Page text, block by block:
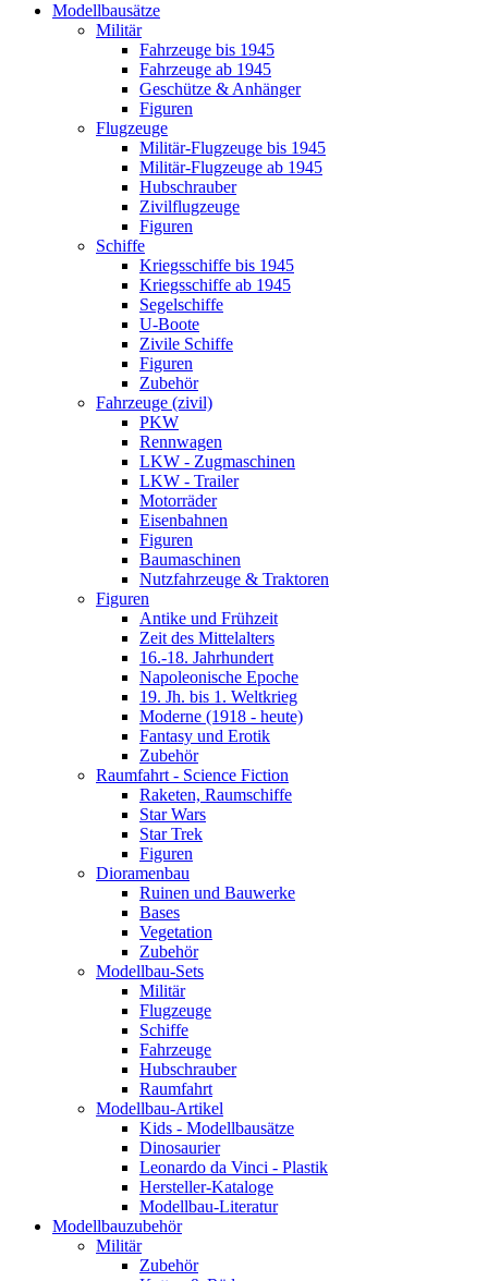
Modellbausätze
Militär
Fahrzeuge bis 1945
Fahrzeuge ab 1945
Geschütze & Anhänger
Figuren
Flugzeuge
Militär-Flugzeuge bis 1945
Militär-Flugzeuge ab 1945
Hubschrauber
Zivilflugzeuge
Figuren
Schiffe
Kriegsschiffe bis 1945
Kriegsschiffe ab 1945
Segelschiffe
U-Boote
Zivile Schiffe
Figuren
Zubehör
Fahrzeuge (zivil)
PKW
Rennwagen
LKW - Zugmaschinen
LKW - Trailer
Motorräder
Eisenbahnen
Figuren
Baumaschinen
Nutzfahrzeuge & Traktoren
Figuren
Antike und Frühzeit
Zeit des Mittelalters
16.-18. Jahrhundert
Napoleonische Epoche
19. Jh. bis 1. Weltkrieg
Moderne (1918 - heute)
Fantasy und Erotik
Zubehör
Raumfahrt - Science Fiction
Raketen, Raumschiffe
Star Wars
Star Trek
Figuren
Dioramenbau
Ruinen und Bauwerke
Bases
Vegetation
Zubehör
Modellbau-Sets
Militär
Flugzeuge
Schiffe
Fahrzeuge
Hubschrauber
Raumfahrt
Modellbau-Artikel
Kids - Modellbausätze
Dinosaurier
Leonardo da Vinci - Plastik
Hersteller-Kataloge
Modellbau-Literatur
Modellbauzubehör
Militär
Zubehör